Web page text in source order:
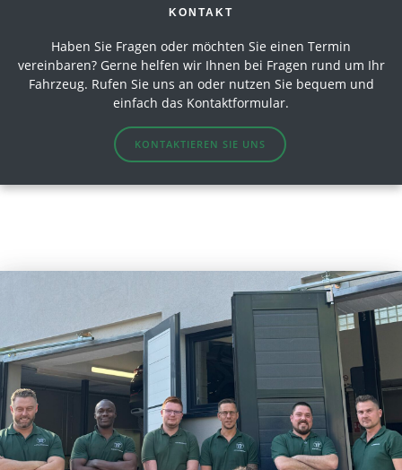
KONTAKT
Haben Sie Fragen oder möchten Sie einen Termin
vereinbaren? Gerne helfen wir Ihnen bei Fragen rund um Ihr
Fahrzeug. Rufen Sie uns an oder nutzen Sie bequem und
einfach das Kontaktformular.
KONTAKTIEREN SIE UNS